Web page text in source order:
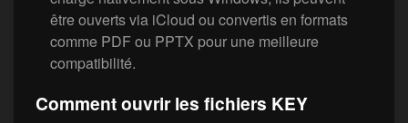
être ouverts via iCloud ou convertis en formats
comme PDF ou PPTX pour une meilleure
compatibilité.
Comment ouvrir les fichiers KEY